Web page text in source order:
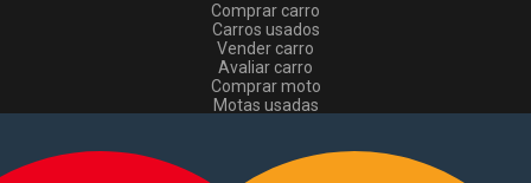
Comprar carro
Carros usados
Vender carro
Avaliar carro
Comprar moto
Motas usadas
Comerciais usados